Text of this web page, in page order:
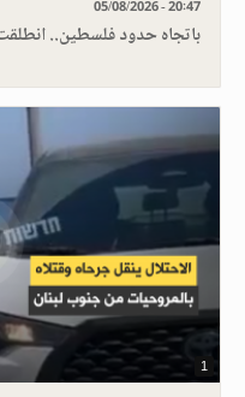
05/08/2026 - 20:47
باتجاه حدود فلسطين..
1